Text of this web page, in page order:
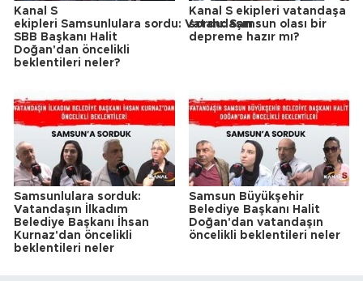
Kanal S
ekipleri Samsunlulara sordu: Vatandaşın
SBB Başkanı Halit
Doğan'dan öncelikli
beklentileri neler?
Kanal S ekipleri vatandaşa
sordu: Samsun olası bir
depreme hazır mı?
Samsunlulara sorduk:
Vatandaşın İlkadım
Belediye Başkanı İhsan
Kurnaz'dan öncelikli
beklentileri neler
Samsun Büyükşehir
Belediye Başkanı Halit
Doğan'dan vatandaşın
öncelikli beklentileri neler